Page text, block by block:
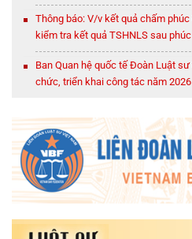
Thông báo: V/v kết quả chấm
kiểm tra kết quả TSHNLS sau
Ban Quan hệ quốc tế Đoàn Luật
chức, triển khai công tác năm 2026